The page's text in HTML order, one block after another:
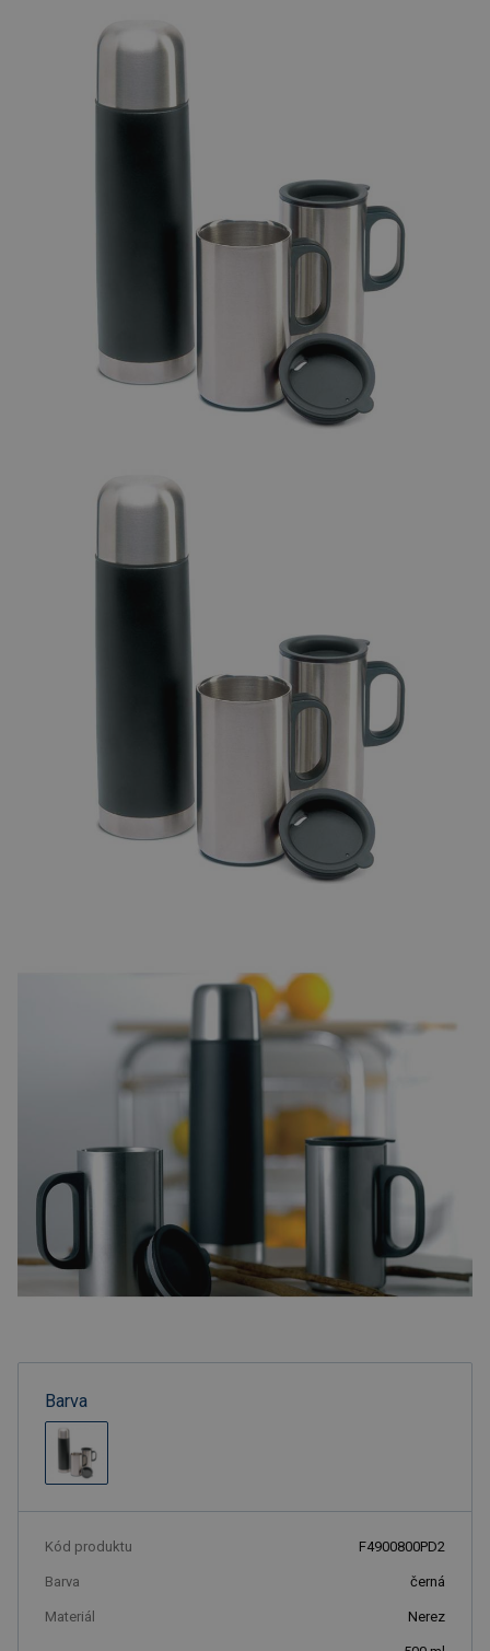
Barva
Kód produktu F4900800PD2
Barva černá
Materiál Nerez